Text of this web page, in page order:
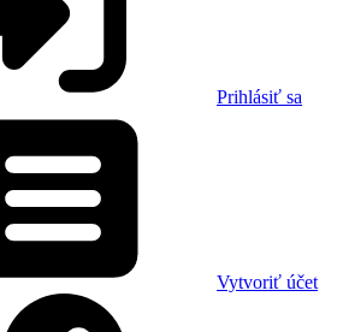
Prihlásiť sa
Vytvoriť účet